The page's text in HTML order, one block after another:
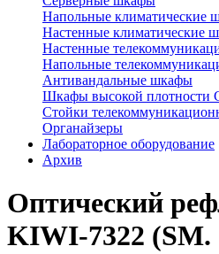
Напольные климатические
Настенные климатические
Настенные
Напольные
Антивандальные шкафы
Шкафы высокой плотности
Стойки
Органайзеры
Лабораторное оборудование
Архив
Оптический
KIWI-7322 (SM.